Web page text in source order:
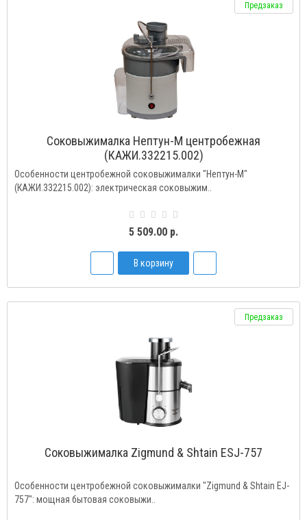
Предзаказ
Соковыжималка Нептун-М центробежная
(КАЖИ.332215.002)
Особенности центробежной соковыжималки "Нептун-М"
(КАЖИ.332215.002): электрическая соковыжим..
5 509.00 р.
В корзину
Предзаказ
Соковыжималка Zigmund & Shtain ESJ-757
Особенности центробежной соковыжималки "Zigmund & Shtain EJ-
757": мощная бытовая соковыжи..